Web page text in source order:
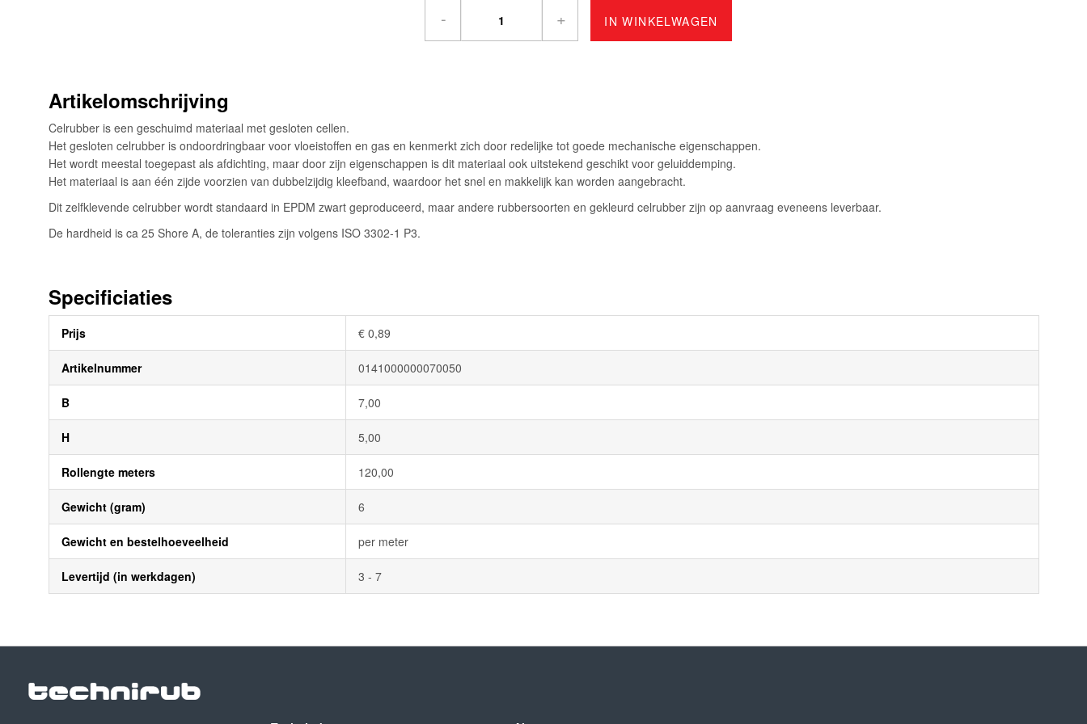
- + IN WINKELWAGEN
Artikelomschrijving
Celrubber is een geschuimd materiaal met gesloten cellen.
Het gesloten celrubber is ondoordringbaar voor vloeistoffen en gas en kenmerkt zich door redelijke tot goede mechanische eigenschappen.
Het wordt meestal toegepast als afdichting, maar door zijn eigenschappen is dit materiaal ook uitstekend geschikt voor geluiddemping.
Het materiaal is aan één zijde voorzien van dubbelzijdig kleefband, waardoor het snel en makkelijk kan worden aangebracht.
Dit zelfklevende celrubber wordt standaard in EPDM zwart geproduceerd, maar andere rubbersoorten en gekleurd celrubber zijn op aanvraag eveneens leverbaar.
De hardheid is ca 25 Shore A, de toleranties zijn volgens ISO 3302-1 P3.
Specificiaties
informatie
Prijs € 0,89
Artikelnummer 0141000000070050
B 7,00
H 5,00
Rollengte meters 120,00
Gewicht (gram) 6
Gewicht en bestelhoeveelheid per meter
Levertijd (in werkdagen) 3 - 7